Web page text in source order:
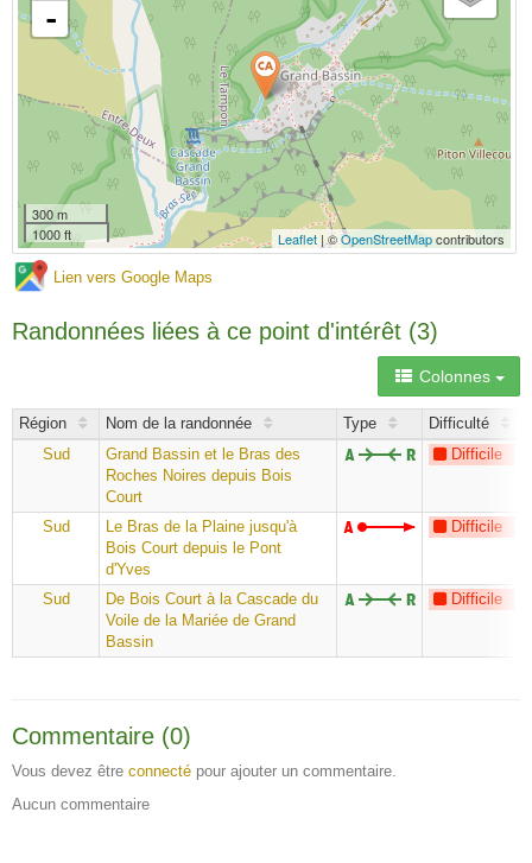
-
300 m
1000 ft
Leaflet| ©OpenStreetMapcontributors
Lien vers Google Maps
Randonnées liées à ce point d'intérêt (3)
Colonnes
Région Nom de la randonnée Type Difficulté
Sud
Grand Bassin et le Bras des
Roches Noires depuis Bois
Court
Difficile
Sud
Le Bras de la Plaine jusqu'à
Bois Court depuis le Pont
d'Yves
Difficile
Sud
De Bois Court à la Cascade du
Voile de la Mariée de Grand
Bassin
Difficile
Commentaire (0)
Vous devez être connecté pour ajouter un commentaire.
Aucun commentaire